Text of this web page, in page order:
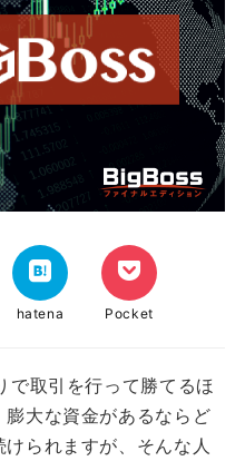
hatena Pocket
で取引を行って勝てるほ
大な資金があるならど
られますが、そんな人